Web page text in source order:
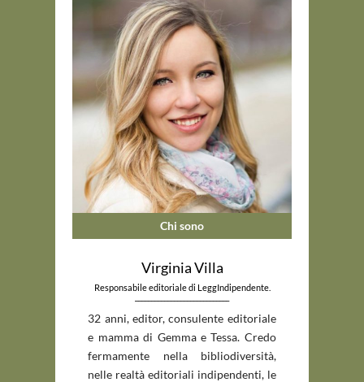
Chi sono
Virginia Villa
Responsabile editoriale di LeggIndipendente.
_____________________________
32 anni, editor, consulente editoriale
e mamma di Gemma e Tessa. Credo
fermamente nella bibliodiversità,
nelle realtà editoriali indipendenti, le